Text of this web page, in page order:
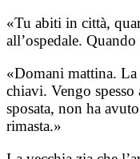
«Tu abiti in città,
all’ospedale.
«Domani mattina.
chiavi. Vengo
sposata, non ha
rimasta.»